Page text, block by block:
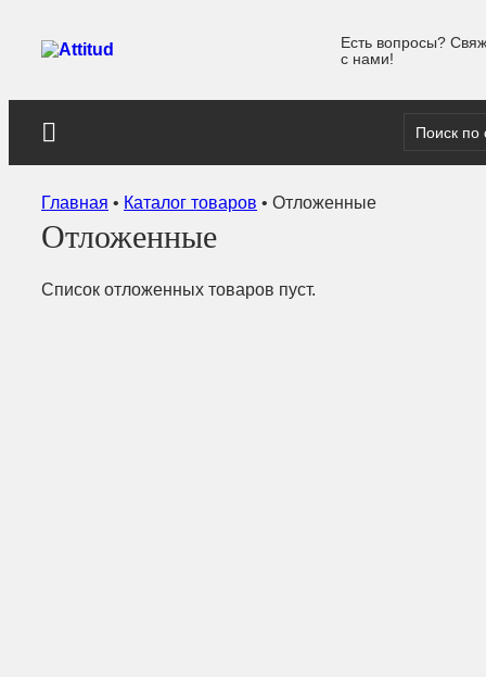
Есть вопросы?
с нами!
Главная • Каталог товаров • Отложенные
Отложенные
Список отложенных товаров пуст.